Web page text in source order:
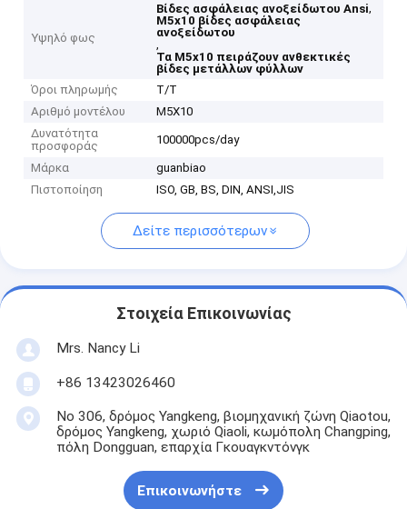
Υψηλό φως
Βίδες ασφάλειας ανοξείδωτου Ansi,
M5x10 βίδες ασφάλειας
ανοξείδωτου
,
Τα M5x10 πειράζουν ανθεκτικές
βίδες μετάλλων φύλλων
Όροι πληρωμής
T/T
Αριθμό μοντέλου
M5X10
Δυνατότητα
προσφοράς
100000pcs/day
Μάρκα
guanbiao
Πιστοποίηση
ISO, GB, BS, DIN, ANSI,JIS
Δείτε περισσότερων
Στοιχεία Επικοινωνίας
Mrs. Nancy Li
+86 13423026460
Νο 306, δρόμος Yangkeng, βιομηχανική ζώνη Qiaotou,
δρόμος Yangkeng, χωριό Qiaoli, κωμόπολη Changping,
πόλη Dongguan, επαρχία Γκουαγκντόνγκ
Επικοινωνήστε